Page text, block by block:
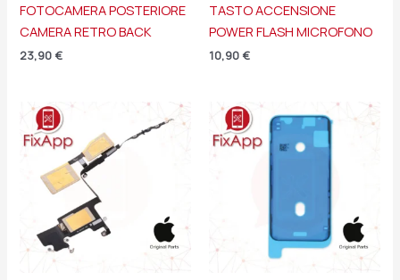
FOTOCAMERA POSTERIORE
CAMERA RETRO BACK
23,90 €
TASTO ACCENSIONE
POWER FLASH MICROFONO
10,90 €